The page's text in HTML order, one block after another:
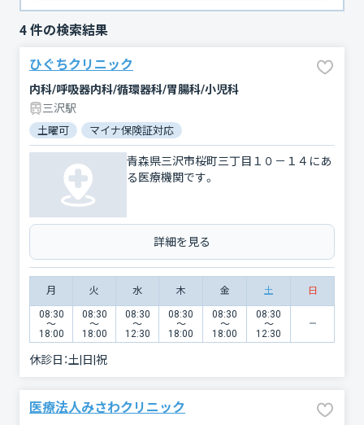
4 件の検索結果
ひぐちクリニック
内科/呼吸器内科/循環器科/胃腸科/小児科
三沢駅
土曜可 マイナ保険証対応
青森県三沢市桜町三丁目１０－１４にあ
る医療機関です。
詳細を見る
月 火 水 木 金 土 日
08:30
〜
18:00
08:30
〜
18:00
08:30
〜
12:30
08:30
〜
18:00
08:30
〜
18:00
08:30
〜
12:30
休診日：土|日|祝
医療法人みさわクリニック